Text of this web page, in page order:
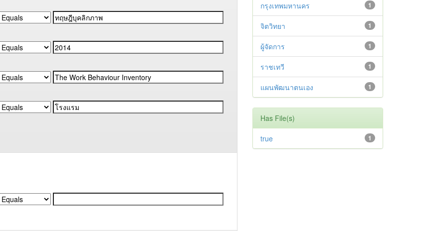
1
กรุงเทพมหานคร
1
จิตวิทยา
1
ผู้จัดการ
1
ราชเทวี
1
แผนพัฒนาตนเอง
Has File(s)
1
true